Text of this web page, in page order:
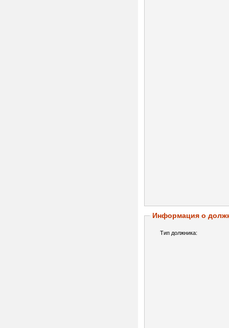
Информация о
Тип должника: